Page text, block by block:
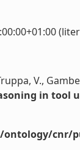
V.,
in tool
cnr/